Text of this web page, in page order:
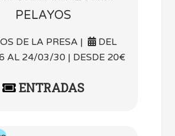
PELAYOS
DE LA PRESA |
DEL
AL 24/03/30 | DESDE 20€
ENTRADAS